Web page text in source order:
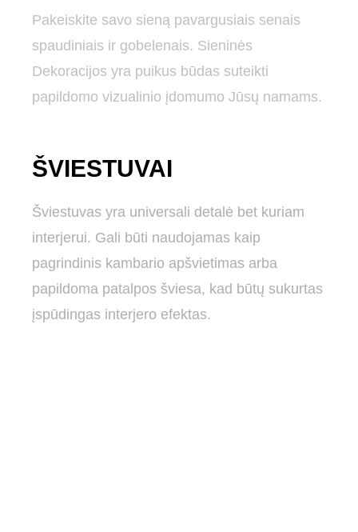
Pakeiskite savo sieną pavargusiais senais
spaudiniais ir gobelenais. Sieninės
Dekoracijos yra puikus būdas suteikti
papildomo vizualinio įdomumo Jūsų namams.
ŠVIESTUVAI
Šviestuvas yra universali detalė bet kuriam
interjerui. Gali būti naudojamas kaip
pagrindinis kambario apšvietimas arba
papildoma patalpos šviesa, kad būtų sukurtas
įspūdingas interjero efektas.